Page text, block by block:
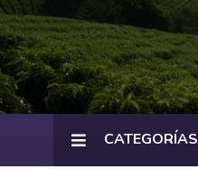
CATEGORÍAS